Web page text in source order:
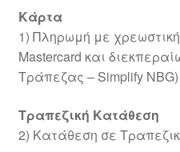
Δημιουργία Λογαριασμού
Επικοινωνία
Θέσεις Εργασίας
Κάρτα
1) Πληρωμή με
Mastercard και
Τράπεζας – Simplify NBG)
Τραπεζική Κατάθεση
2) Κατάθεση σε